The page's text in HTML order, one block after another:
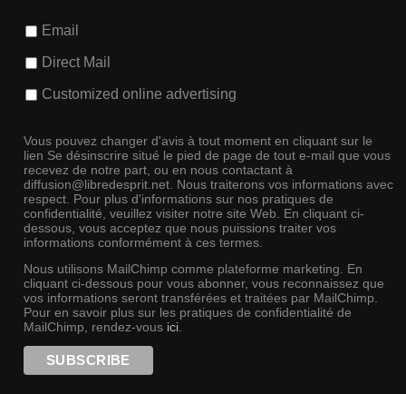
Email
Direct Mail
Customized online advertising
Vous pouvez changer d'avis à tout moment en cliquant sur le
lien Se désinscrire situé le pied de page de tout e-mail que vous
recevez de notre part, ou en nous contactant à
diffusion@libredesprit.net. Nous traiterons vos informations avec
respect. Pour plus d'informations sur nos pratiques de
confidentialité, veuillez visiter notre site Web. En cliquant ci-
dessous, vous acceptez que nous puissions traiter vos
informations conformément à ces termes.
Nous utilisons MailChimp comme plateforme marketing. En
cliquant ci-dessous pour vous abonner, vous reconnaissez que
vos informations seront transférées et traitées par MailChimp.
Pour en savoir plus sur les pratiques de confidentialité de
MailChimp, rendez-vous ici.